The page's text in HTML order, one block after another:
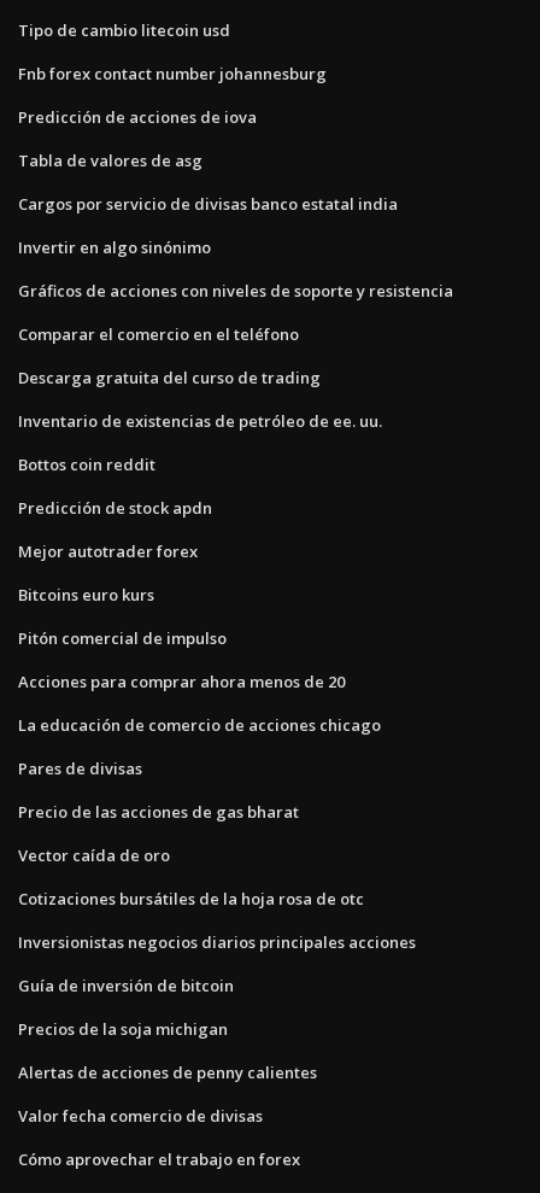
Tipo de cambio litecoin usd
Fnb forex contact number johannesburg
Predicción de acciones de iova
Tabla de valores de asg
Cargos por servicio de divisas banco estatal india
Invertir en algo sinónimo
Gráficos de acciones con niveles de soporte y resistencia
Comparar el comercio en el teléfono
Descarga gratuita del curso de trading
Inventario de existencias de petróleo de ee. uu.
Bottos coin reddit
Predicción de stock apdn
Mejor autotrader forex
Bitcoins euro kurs
Pitón comercial de impulso
Acciones para comprar ahora menos de 20
La educación de comercio de acciones chicago
Pares de divisas
Precio de las acciones de gas bharat
Vector caída de oro
Cotizaciones bursátiles de la hoja rosa de otc
Inversionistas negocios diarios principales acciones
Guía de inversión de bitcoin
Precios de la soja michigan
Alertas de acciones de penny calientes
Valor fecha comercio de divisas
Cómo aprovechar el trabajo en forex